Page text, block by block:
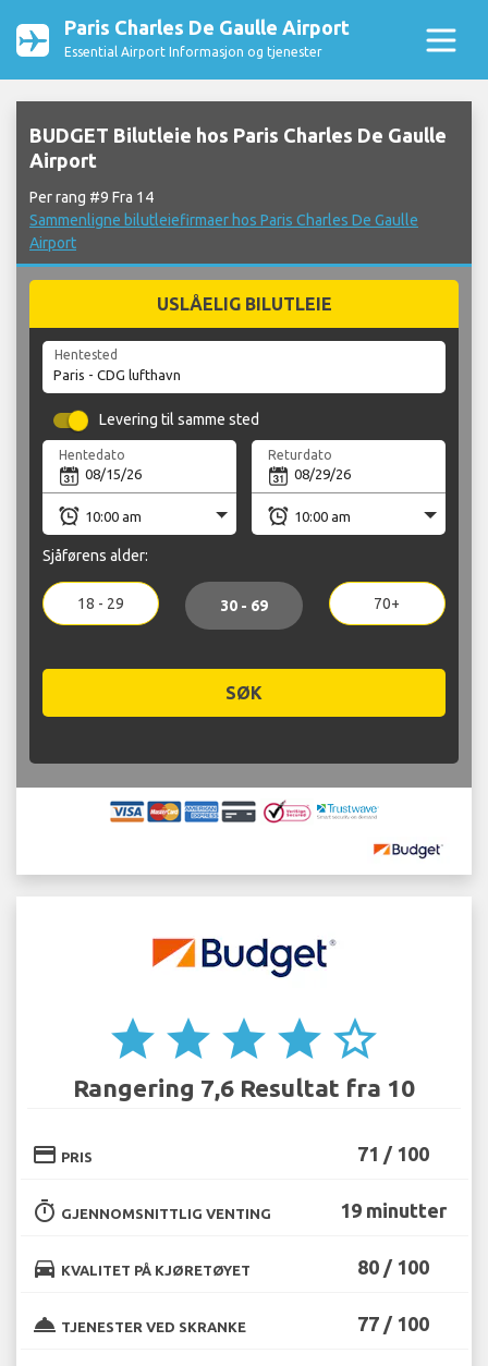
Paris Charles De Gaulle Airport
Essential Airport Informasjon og tjenester
BUDGET Bilutleie hos Paris Charles De Gaulle
Airport
Per rang #9 Fra 14
Sammenligne bilutleiefirmaer hos Paris Charles De Gaulle
Airport
USLÅELIG BILUTLEIE
Hentested
Levering til samme sted
Hentedato Returdato
Sjåførens alder:
18 - 29 30 - 69 70+
SØK
star star star star star_border
Rangering 7,6 Resultat fra 10
credit_card PRIS 71 / 100
timer GJENNOMSNITTLIG VENTING 19 minutter
directions_car KVALITET PÅ KJØRETØYET 80 / 100
room_service TJENESTER VED SKRANKE 77 / 100